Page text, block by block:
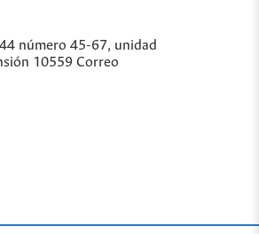
número 45-67, unidad
10559 Correo